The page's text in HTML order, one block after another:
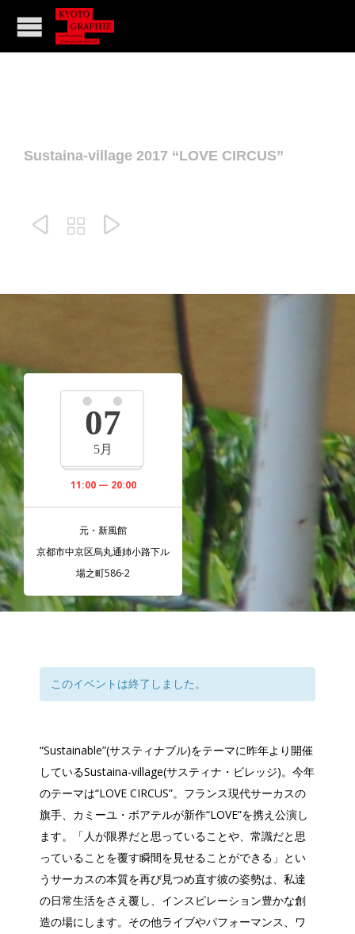
Sustaina-village 2017 “LOVE CIRCUS”
  
07
5月
11:00 — 20:00
元・新風館
京都市中京区烏丸通姉小路下ル
場之町586-2
このイベントは終了しました。
“Sustainable”(サスティナブル)をテーマに昨年より開催
しているSustaina-village(サスティナ・ビレッジ)。今年
のテーマは“LOVE CIRCUS”。フランス現代サーカスの
旗手、カミーユ・ボアテルが新作“LOVE”を携え公演し
ます。「人が限界だと思っていることや、常識だと思
っていることを覆す瞬間を見せることができる」とい
うサーカスの本質を再び見つめ直す彼の姿勢は、私達
の日常生活をさえ覆し、インスピレーション豊かな創
造の場にします。その他ライブやパフォーマンス、ワ